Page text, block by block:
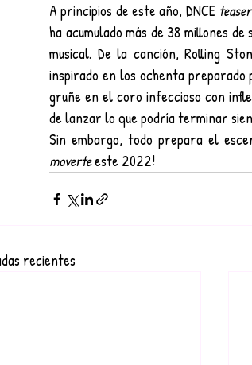
A principios de este año, DNCE
ha acumulado más de 38 millones
musical. De la canción, Rolling
inspirado en los ochenta preparado
gruñe en el coro infeccioso con
de lanzar lo que podría terminar
moverte este 2022!
recientes